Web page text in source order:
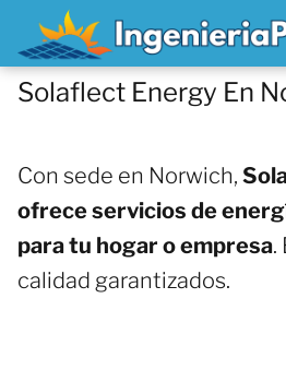
Solaflect Energy En
Con sede en Norwich,
ofrece servicios de
para tu hogar o empresa.
calidad garantizados.